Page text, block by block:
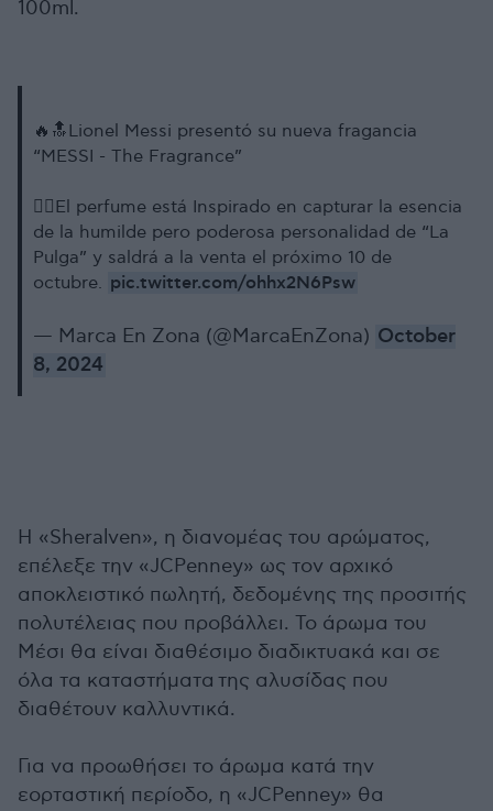
100ml.
🔥🔝Lionel Messi presentó su nueva fragancia
“MESSI - The Fragrance”
✍🏼El perfume está Inspirado en capturar la esencia
de la humilde pero poderosa personalidad de “La
Pulga” y saldrá a la venta el próximo 10 de
octubre. pic.twitter.com/ohhx2N6Psw
— Marca En Zona (@MarcaEnZona) October
8, 2024
Η «Sheralven», η διανομέας του αρώματος,
επέλεξε την «JCPenney» ως τον αρχικό
αποκλειστικό πωλητή, δεδομένης της προσιτής
πολυτέλειας που προβάλλει. Το άρωμα του
Μέσι θα είναι διαθέσιμο διαδικτυακά και σε
όλα τα καταστήματα της αλυσίδας που
διαθέτουν καλλυντικά.
Για να προωθήσει το άρωμα κατά την
εορταστική περίοδο, η «JCPenney» θα